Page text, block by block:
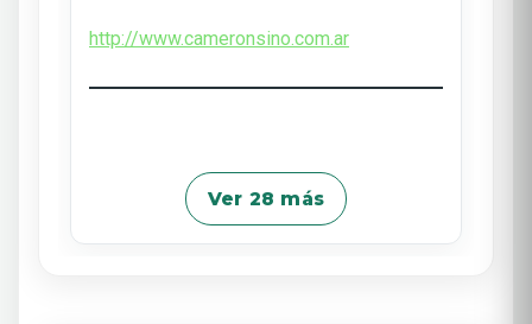
http://www.cameronsino.com.ar
Ver 28 más